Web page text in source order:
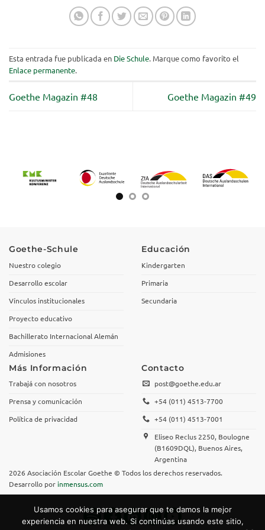
Esta entrada fue publicada en Die Schule. Marque como favorito el
Enlace permanente.
Goethe Magazin #48 Goethe Magazin #49
Goethe-Schule
Nuestro colegio
Desarrollo escolar
Vínculos institucionales
Proyecto educativo
Bachillerato Internacional Alemán
Admisiones
Educación
Kindergarten
Primaria
Secundaria
Más Información
Trabajá con nosotros
Prensa y comunicación
Política de privacidad
Contacto
post@goethe.edu.ar
+54 (011) 4513-7700
+54 (011) 4513-7001
Eliseo Reclus 2250, Boulogne
(B1609DQL), Buenos Aires,
Argentina
2026 Asociación Escolar Goethe © Todos los derechos reservados.
Desarrollo por inmensus.com
Usamos cookies para asegurar que te damos la mejor
experiencia en nuestra web. Si continúas usando este sitio,